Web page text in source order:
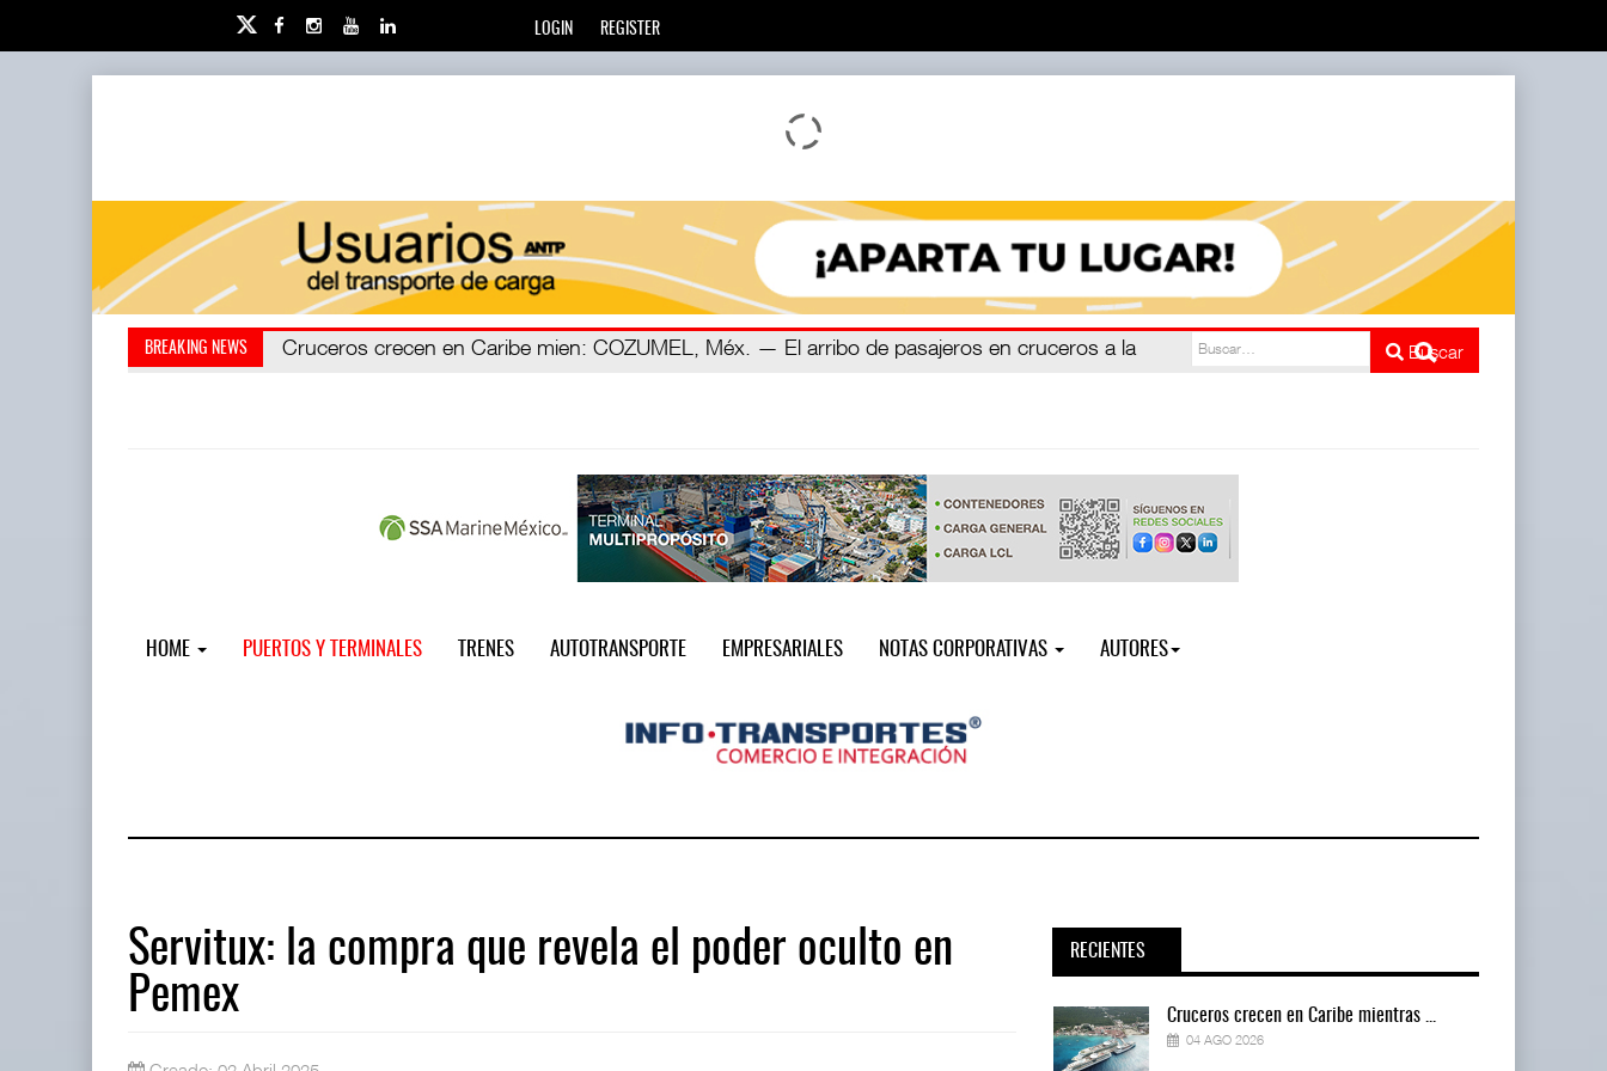
LOGIN REGISTER
BREAKING NEWS Cruceros crecen en Caribe mien
Corredor del Istmo destraba ra: El Corredor Interoceánico del Istmo de Tehuantepec (CIIT)
Buscar
HOME PUERTOS Y TERMINALES TRENES AUTOTRANSPORTE EMPRESARIALES NOTAS CORPORATIVAS AUTORES
Servitux: la compra que revela el poder oculto en
Pemex
RECIENTES
Cruceros crecen en Caribe mientras ...
04 AGO 2026